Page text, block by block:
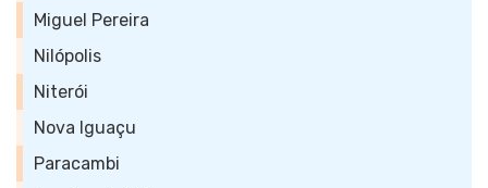
Miguel Pereira
Nilópolis
Niterói
Nova Iguaçu
Paracambi